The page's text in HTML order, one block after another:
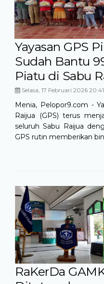
Yayasan GPS
Sudah Bantu
Piatu di Sabu
Selasa, 17 Februari 2026 20:41
Menia, Pelopor9.com -
Raijua (GPS) terus
seluruh Sabu Raijua
GPS rutin memberikan
RaKerDa